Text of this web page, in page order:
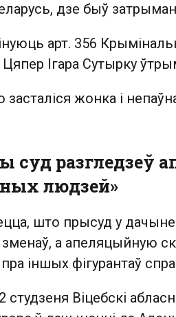
дзе быў
арт. 356
Ігара Сутырку
засталіся жонка і
суд разгледзеў
людзей»
што прысуд у
зменаў, а апеляцыйную
іншых фігурантаў
студзеня Віцебскі